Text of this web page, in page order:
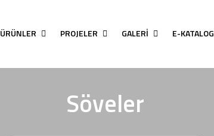
ÜRÜNLER PROJELER GALERİ E-KATALOG
Söveler